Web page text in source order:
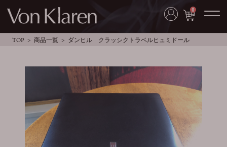
0
TOP 商品一覧 ダンヒル クラッシクトラベルヒュミドール